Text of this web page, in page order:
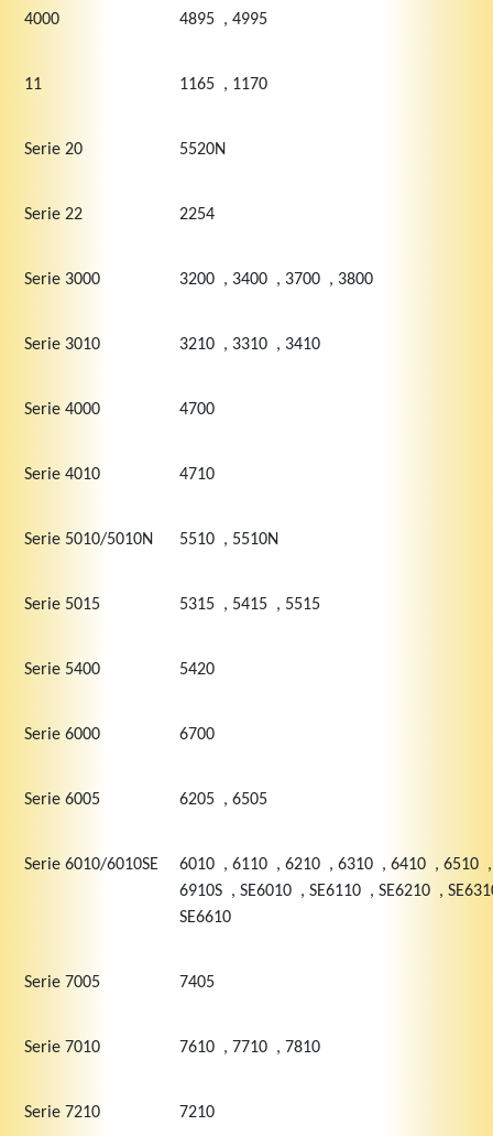
4000 4895 , 4995
11 1165 , 1170
Serie 20 5520N
Serie 22 2254
Serie 3000 3200 , 3400 , 3700 , 3800
Serie 3010 3210 , 3310 , 3410
Serie 4000 4700
Serie 4010 4710
Serie 5010/5010N 5510 , 5510N
Serie 5015 5315 , 5415 , 5515
Serie 5400 5420
Serie 6000 6700
Serie 6005 6205 , 6505
Serie 6010/6010SE
6010 , 6110 , 6210 , 6310 , 6410 , 6510
6910S , SE6010 , SE6110 , SE6210 ,
SE6610
Serie 7005 7405
Serie 7010 7610 , 7710 , 7810
Serie 7210 7210